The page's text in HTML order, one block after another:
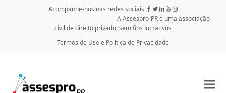
Acompanhe-nos nas redes sociais:
A Assespro-PR é uma associação
civil de direito privado, sem fins lucrativos
Termos de Uso e Política de Privacidade